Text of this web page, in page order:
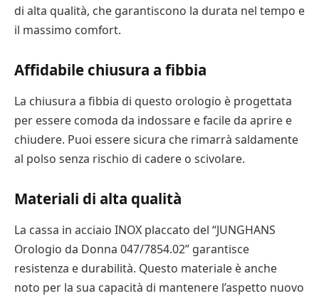
di alta qualità, che garantiscono la durata nel tempo e
il massimo comfort.
Affidabile chiusura a fibbia
La chiusura a fibbia di questo orologio è progettata
per essere comoda da indossare e facile da aprire e
chiudere. Puoi essere sicura che rimarrà saldamente
al polso senza rischio di cadere o scivolare.
Materiali di alta qualità
La cassa in acciaio INOX placcato del “JUNGHANS
Orologio da Donna 047/7854.02” garantisce
resistenza e durabilità. Questo materiale è anche
noto per la sua capacità di mantenere l’aspetto nuovo